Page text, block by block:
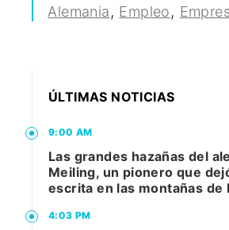
Alemania, Empleo,
ÚLTIMAS NOTICIAS
9:00 AM
Las grandes hazañas del
Meiling, un pionero que
escrita en las montañas de
4:03 PM